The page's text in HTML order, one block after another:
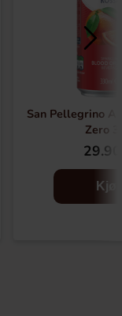
San Pellegrino
Zero